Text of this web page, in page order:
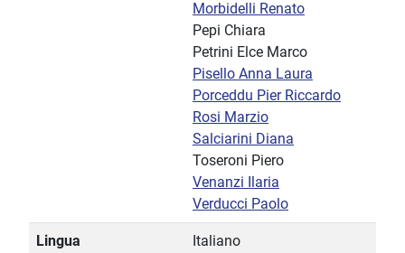
Morbidelli Renato
Pepi Chiara
Petrini Elce Marco
Pisello Anna Laura
Porceddu Pier Riccardo
Rosi Marzio
Salciarini Diana
Toseroni Piero
Venanzi Ilaria
Verducci Paolo
Lingua Italiano